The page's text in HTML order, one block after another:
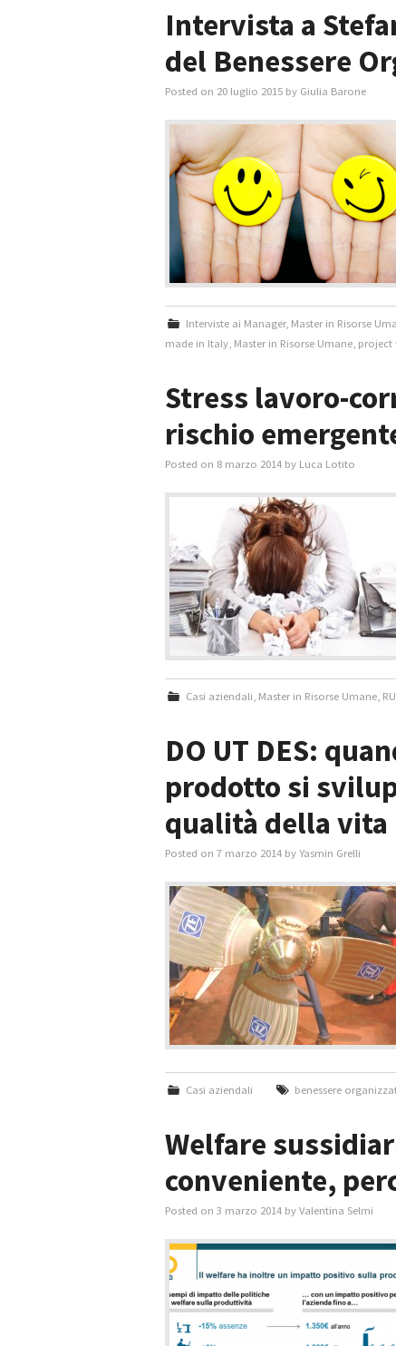
Intervista a
del Benessere
Posted on 20 luglio 2015 by Giulia Barone
Interviste ai Manager, Master in Risorse
made in Italy, Master in Risorse Umane, project
Stress lavoro-
rischio
Posted on 8 marzo 2014 by Luca Lotito
Casi aziendali, Master in Risorse Umane,
DO UT DES:
prodotto si
qualità della vita
Posted on 7 marzo 2014 by Yasmin Grelli
Casi aziendali benessere
Welfare
conveniente,
Posted on 3 marzo 2014 by Valentina Selmi